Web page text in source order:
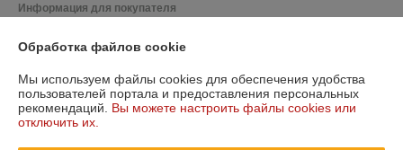
Информация для покупателя
"Лидана"
комната 9
Регистрационный номер ЕГР: 193732228
Обработка файлов cookie
Мы используем файлы cookies для обеспечения удобства
пользователей портала и предоставления персональных
рекомендаций. Вы можете настроить файлы cookies или
отключить их.